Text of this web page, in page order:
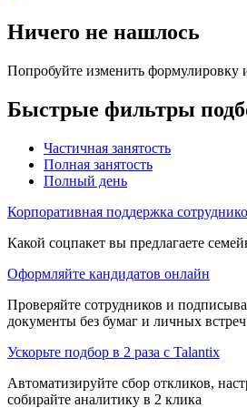
Ничего не нашлось
Попробуйте изменить формулировку
Быстрые фильтры
Частичная занятость
Полная занятость
Полный день
Корпоративная поддержка
Какой соцпакет вы предлагаете
Оформляйте кандидатов онлайн
Проверяйте сотрудников и
документы без бумаг и личных встреч
Ускорьте подбор в 2 раза с Talantix
Автоматизируйте сбор откликов,
собирайте аналитику в 2 клика